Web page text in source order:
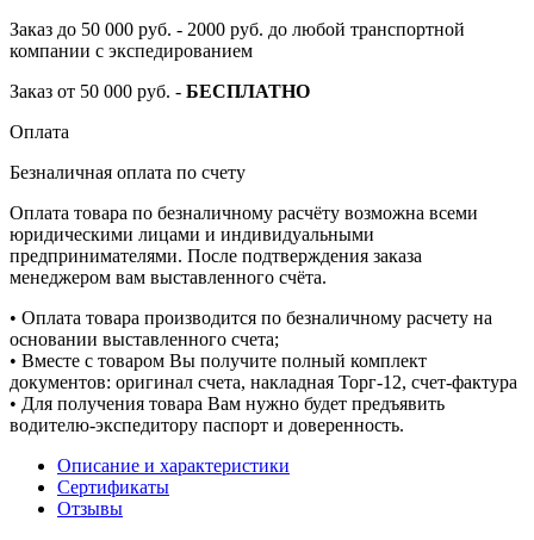
Заказ до 50 000 руб. - 2000 руб. до любой транспортной
компании с экспедированием
Заказ от 50 000 руб. - БЕСПЛАТНО
Оплата
Безналичная оплата по счету
Оплата товара по безналичному расчёту возможна всеми
юридическими лицами и индивидуальными
предпринимателями. После подтверждения заказа
менеджером вам выставленного счёта.
• Оплата товара производится по безналичному расчету на
основании выставленного счета;
• Вместе с товаром Вы получите полный комплект
документов: оригинал счета, накладная Торг-12, счет-фактура
• Для получения товара Вам нужно будет предъявить
водителю-экспедитору паспорт и доверенность.
Описание и характеристики
Сертификаты
Отзывы